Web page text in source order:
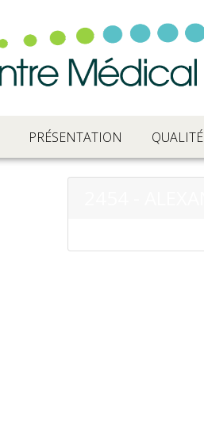
PRÉSENTATION QUALITÉ